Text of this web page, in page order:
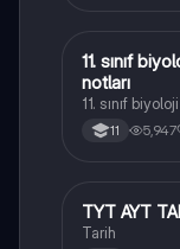
Biyoloji
11. sınıf
notları
11. sınıf
11 5,947
Tarih
TYT AYT
Tarih